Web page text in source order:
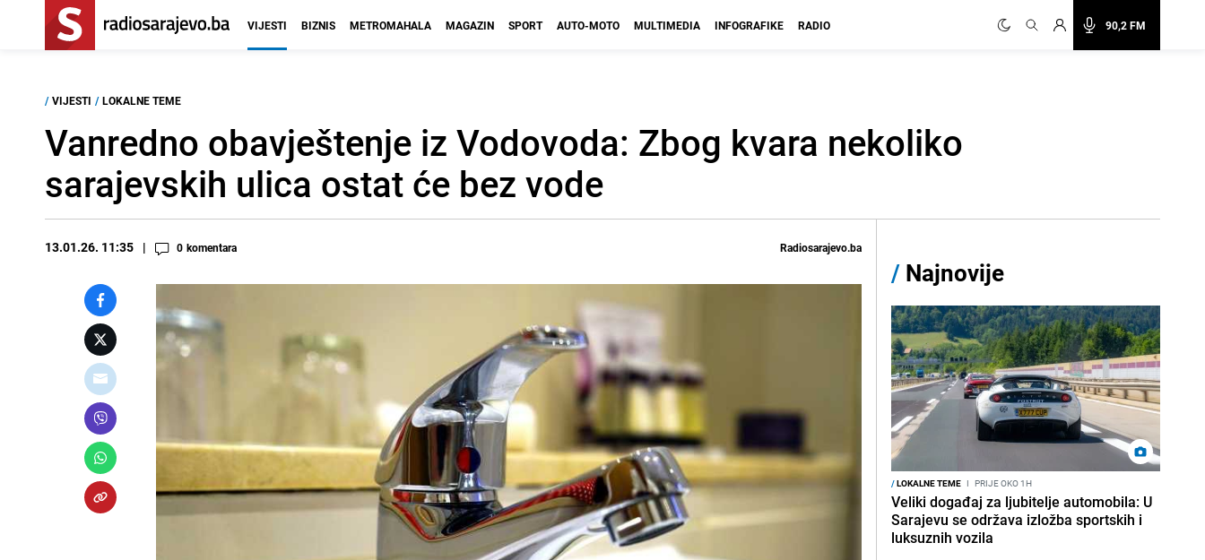
90,2 FM
VIJESTI BIZNIS METROMAHALA MAGAZIN SPORT AUTO-MOTO MULTIMEDIA INFOGRAFIKE RADIO
/ VIJESTI / LOKALNE TEME
Vanredno obavještenje iz Vodovoda: Zbog kvara nekoliko
sarajevskih ulica ostat će bez vode
13.01.26. 11:35 0 komentara Radiosarajevo.ba
/ Najnovije
/LOKALNE TEME I PRIJE OKO 1H
Veliki događaj za ljubitelje automobila: U
Sarajevu se održava izložba sportskih i
luksuznih vozila